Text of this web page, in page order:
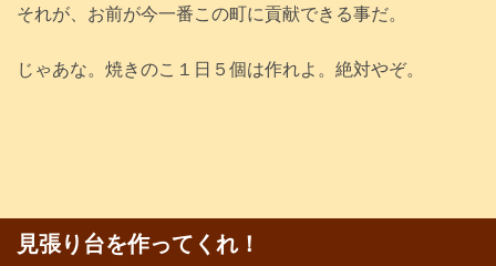
それが、お前が今一番この町に貢献できる事だ。
じゃあな。焼きのこ１日５個は作れよ。絶対やぞ。
見張り台を作ってくれ！